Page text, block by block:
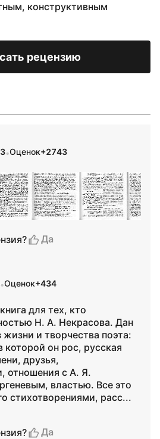
конструктивным
рецензию
•Оценок+2743
Да
•Оценок+434
для тех, кто
Н. А. Некрасова. Дан
и творчества поэта:
которой он рос, русская
друзья,
отношения с А. Я.
властью. Все это
стихотворениями, расс...
Да